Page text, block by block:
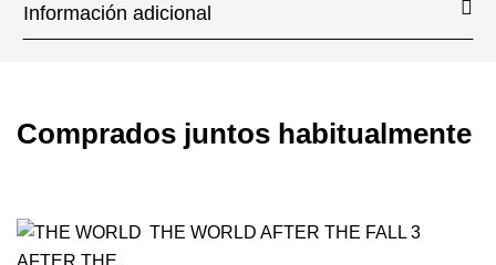
Información adicional
Comprados juntos habitualmente
THE WORLD AFTER THE FALL 3